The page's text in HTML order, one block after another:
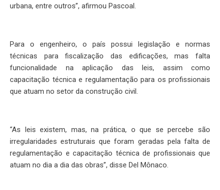
urbana, entre outros”, afirmou Pascoal.
Para o engenheiro, o país possui legislação e normas
técnicas para fiscalização das edificações, mas falta
funcionalidade na aplicação das leis, assim como
capacitação técnica e regulamentação para os profissionais
que atuam no setor da construção civil.
“As leis existem, mas, na prática, o que se percebe são
irregularidades estruturais que foram geradas pela falta de
regulamentação e capacitação técnica de profissionais que
atuam no dia a dia das obras”, disse Del Mônaco.